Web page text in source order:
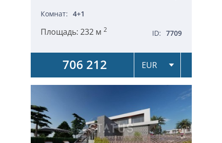
Комнат: 4+1
Площадь: 232 м 2 ID: 7709
706 212